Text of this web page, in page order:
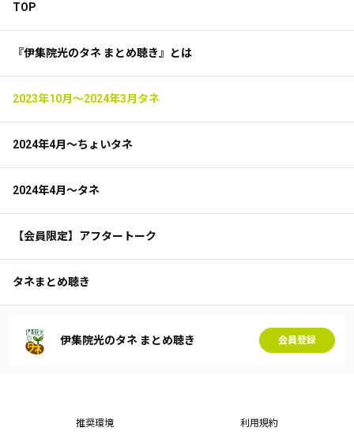
TOP
『伊集院光のタネ まとめ聴き』とは
2023年10月～2024年3月タネ
2024年4月～ちょいタネ
2024年4月～タネ
【会員限定】アフタートーク
タネまとめ聴き
伊集院光のタネ まとめ聴き 会員登録
推奨環境 利用規約